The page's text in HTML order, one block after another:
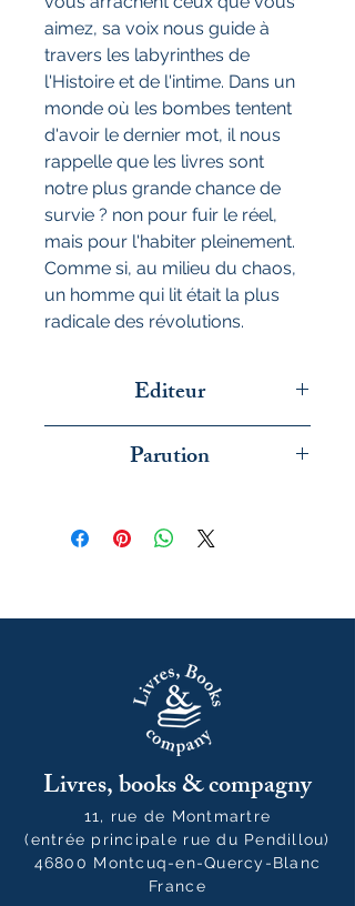
aimez, sa voix nous guide à
travers les labyrinthes de
l'Histoire et de l'intime. Dans un
monde où les bombes tentent
d'avoir le dernier mot, il nous
rappelle que les livres sont
notre plus grande chance de
survie ? non pour fuir le réel,
mais pour l'habiter pleinement.
Comme si, au milieu du chaos,
un homme qui lit était la plus
radicale des révolutions.
Editeur
Parution
Livres, books & compagny
11, rue de Montmartre
(entrée principale rue du Pendillou)
46800 Montcuq-en-Quercy-Blanc
France